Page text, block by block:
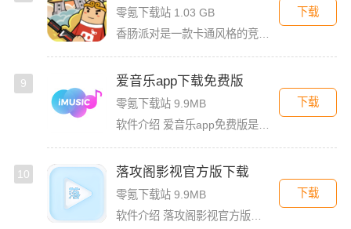
零氪下载站 1.03 GB
香肠派对是一款卡通风格的竞技射击类大逃杀游戏，游戏以香肠为主角，玩家可以非常快的轻松上手。香肠派对亚服版本，这个版本和国际服一样，融入了多人联机对战，还支持夺冠吃鸡玩法。玩家在里面将要扮演有趣而可爱的
下载
9 爱音乐app下载免费版
零氪下载站 9.9MB
下载
10 落攻阁影视官方版下载
零氪下载站 9.9MB
下载